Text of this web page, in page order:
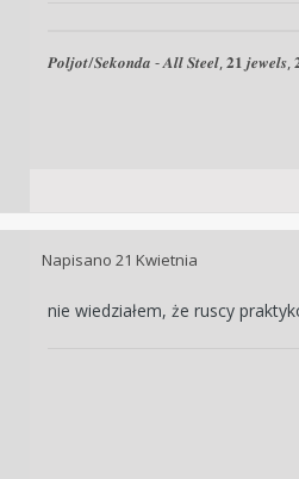
𝑷𝒐𝒍𝒋𝒐𝒕/𝑺𝒆𝒌𝒐𝒏𝒅𝒂 - 𝑨𝒍𝒍 𝑺𝒕𝒆𝒆𝒍, 𝟐𝟏 𝒋𝒆𝒘𝒆𝒍𝒔,
Napisano 21 Kwietnia
nie wiedziałem, że ruscy